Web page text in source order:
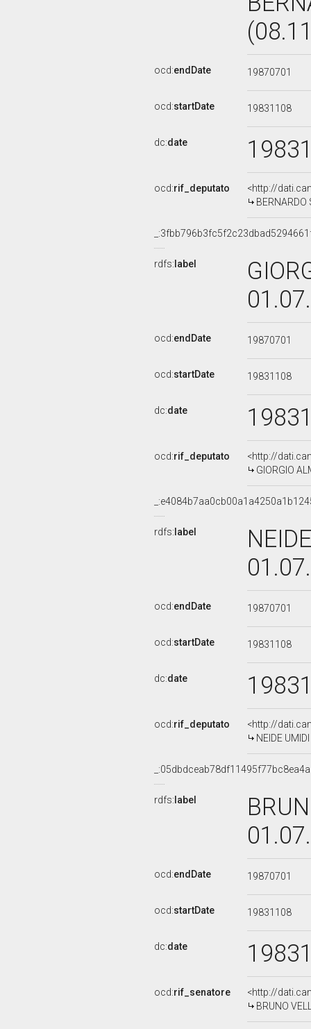
ocd:endDate 19870701
ocd:startDate 19831108
dc:date
ocd:rif_deputato
<http://
rdfs: label
ocd:endDate 19870701
ocd:startDate 19831108
dc:date
ocd:rif_deputato
<http://
GIORGIO
rdfs: label
ocd:endDate 19870701
ocd:startDate 19831108
dc:date
ocd:rif_deputato
<http://
NEIDE
rdfs: label
ocd:endDate 19870701
ocd:startDate 19831108
dc:date
ocd:rif_senatore
<http://
BRUNO